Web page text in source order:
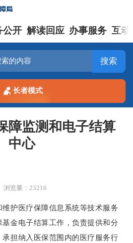
公开 解读回应 办事服务 互动
搜索
长者模式
障监测和电子结算
中心
浏览量：23216
维护医疗保障信息系统等技术服务
金电子结算工作，负责提供和分
担纳入医保范围内的医疗服务行